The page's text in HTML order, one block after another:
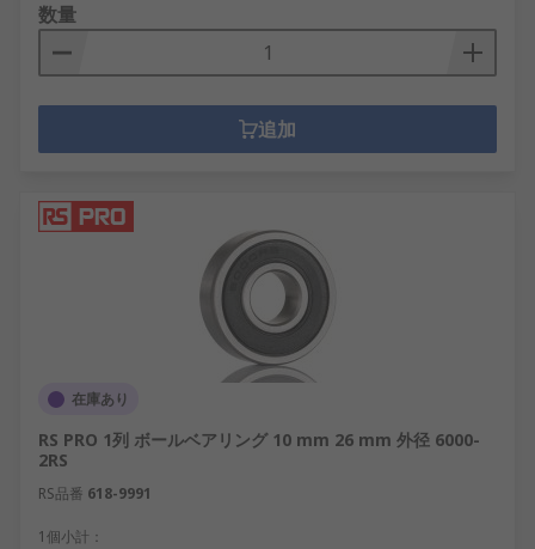
数量
追加
在庫あり
RS PRO 1列 ボールベアリング 10 mm 26 mm 外径 6000-
2RS
RS品番 618-9991
1個小計：